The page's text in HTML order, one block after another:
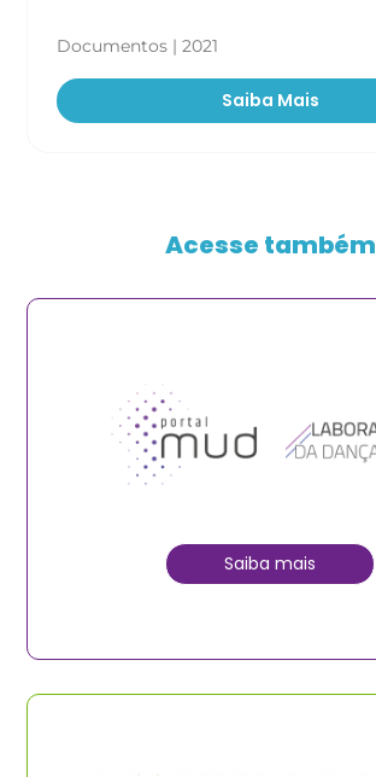
Documentos | 2021
Saiba Mais
Acesse também
Saiba mais